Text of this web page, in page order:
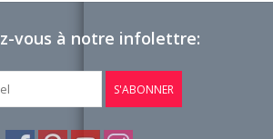
vous à notre infolettre:
S'ABONNER